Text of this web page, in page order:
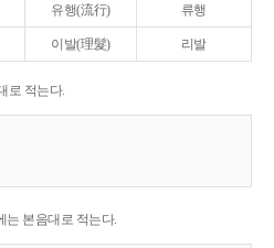
유행(流行) 류행
이발(理髮) 리발
로 적는다.
는 본음대로 적는다.